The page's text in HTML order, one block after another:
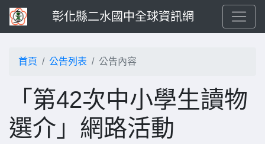
彰化縣二水國中全球資訊網
首頁 公告列表 公告內容
「第42次中小學生讀物
選介」網路活動